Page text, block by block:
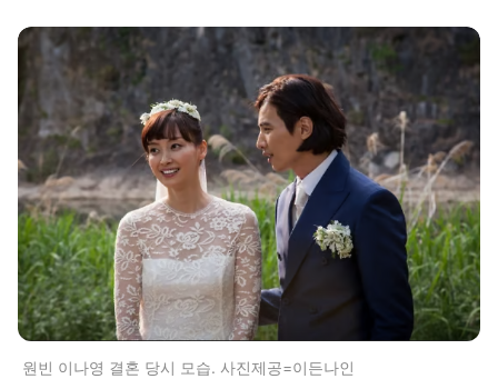
원빈 이나영 결혼 당시 모습. 사진제공=이든나인